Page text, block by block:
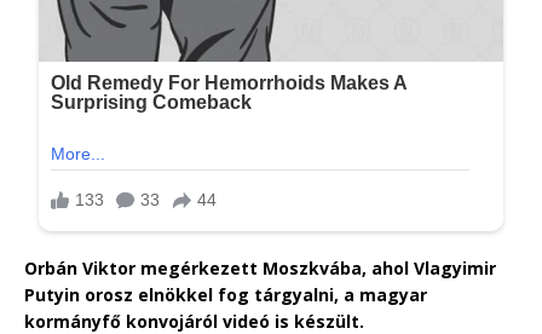
Orbán Viktor megérkezett Moszkvába, ahol Vlagyimir
Putyin orosz elnökkel fog tárgyalni, a magyar
kormányfő konvojáról videó is készült.